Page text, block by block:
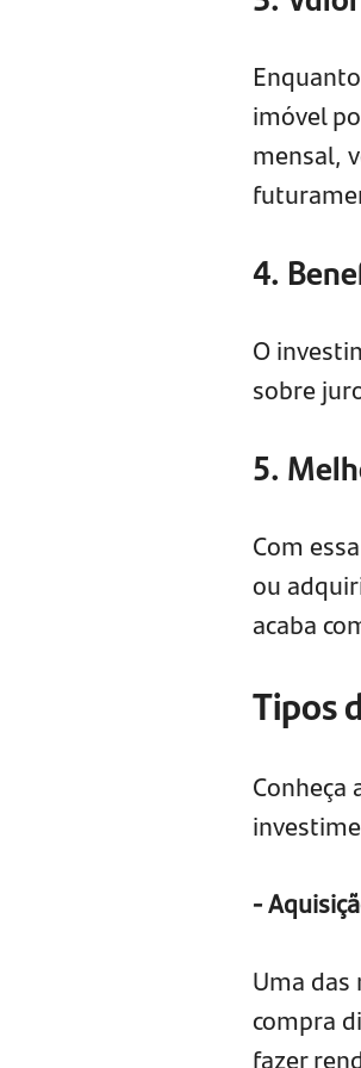
imóvel
mensal,
4.
O
sobre
5.
Com
ou
acaba
Tipos
Conheça
-
Uma
compra
fazer